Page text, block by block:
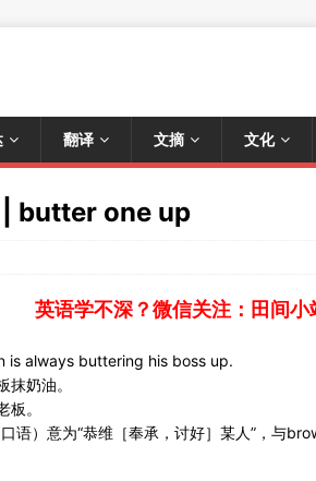
翻译 文摘 文化
| butter one up
英语学不深？微信关注：田间小
is always buttering his boss up.
奶油。
。
）意为“恭维［奉承，讨好］某人”，与